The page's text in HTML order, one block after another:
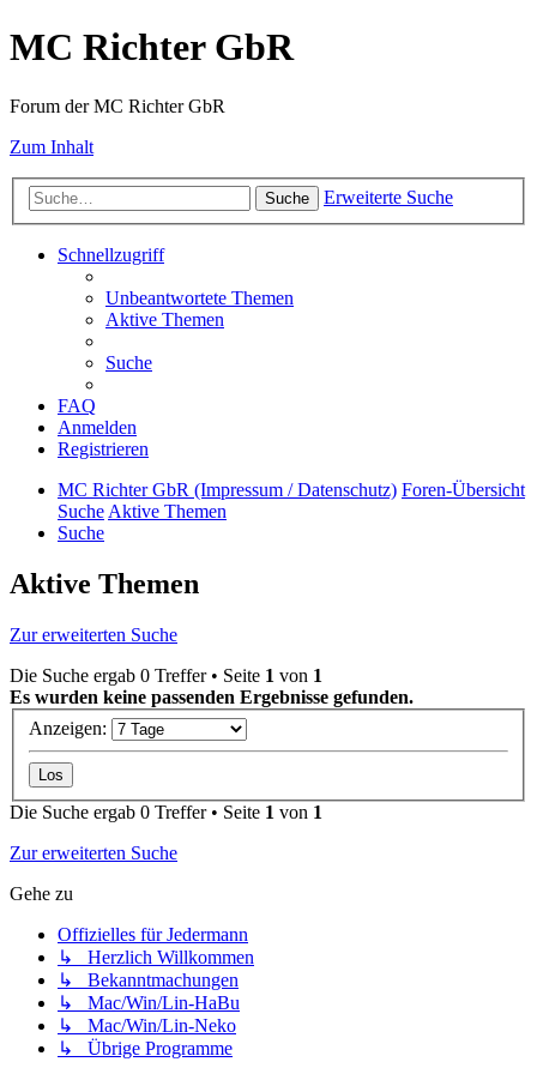
MC Richter GbR
Forum der MC Richter GbR
Zum Inhalt
Suche Erweiterte Suche
Schnellzugriff
Unbeantwortete Themen
Aktive Themen
Suche
FAQ
Anmelden
Registrieren
MC Richter GbR (Impressum / Datenschutz) Foren-Übersicht
SucheAktive Themen
Suche
Aktive Themen
Zur erweiterten Suche
Die Suche ergab 0 Treffer • Seite 1 von 1
Es wurden keine passenden Ergebnisse gefunden.
Anzeigen:
Die Suche ergab 0 Treffer • Seite 1 von 1
Zur erweiterten Suche
Gehe zu
Offizielles für Jedermann
↳ Herzlich Willkommen
↳ Bekanntmachungen
↳ Mac/Win/Lin-HaBu
↳ Mac/Win/Lin-Neko
↳ Übrige Programme